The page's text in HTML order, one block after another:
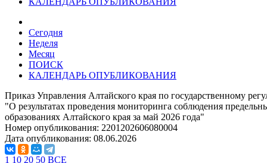
Сегодня
Неделя
Месяц
ПОИСК
КАЛЕНДАРЬ ОПУБЛИКОВАНИЯ
Приказ Управления Алтайского края по государственному
"О результатах проведения мониторинга соблюдения
образованиях Алтайского края за май 2026 года"
Номер опубликования: 2201202606080004
Дата опубликования: 08.06.2026
1 10 20 50 ВСЕ